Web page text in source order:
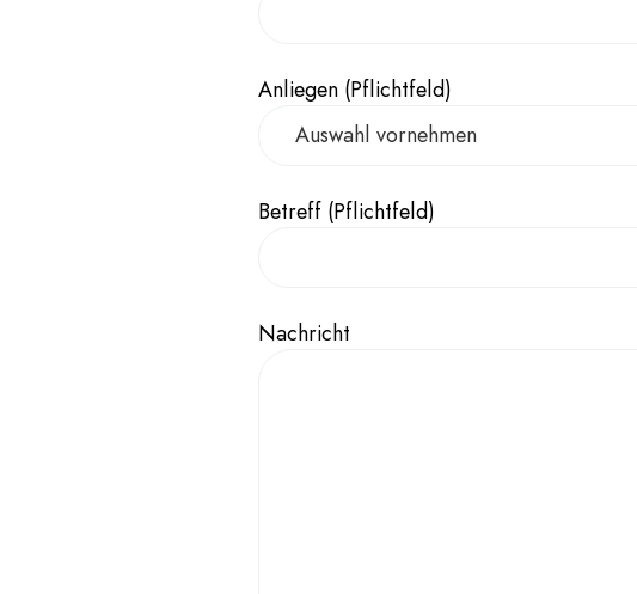
Anliegen (Pflichtfeld)
Betreff (Pflichtfeld)
Nachricht